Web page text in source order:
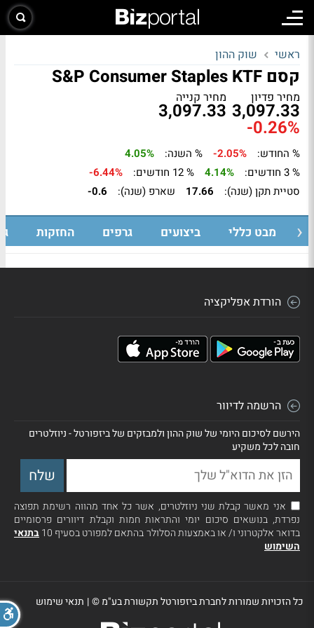
ראשי שוק ההון
קסם S&P Consumer Staples KTF
מחיר פדיון
3,097.33
מחיר קנייה
3,097.33
-0.26%
% החודש: -2.05% % השנה:
4.05%
% 3 חודשים:
4.14% % 12 חודשים:
-6.44%
סטיית תקן (שנה):
17.66 שארפ (שנה): -0.6
מבט כללי ביצועים גרפים החזקות
הורדת אפליקציה
הרשמה לדיוור
הירשם לסיכום היומי של שוק ההון ולמבזקים של ביזפורטל - ניוזלטרים
חובה לכל משקיע
אני מאשר קבלת שני ניוזלטרים, אשר כל אחד מהווה רשימת תפוצה
נפרדת, בנושאים סיכום יומי והתראות חמות וקבלת דיוורים פרסומיים
בדואר אלקטרוני ו/ או באמצעות הסלולר בהתאם למפורט בסעיף 10
בתנאי
השימוש
כל הזכויות שמורות לחברת ביזפורטל תקשורת בע"מ ©| תנאי שימוש